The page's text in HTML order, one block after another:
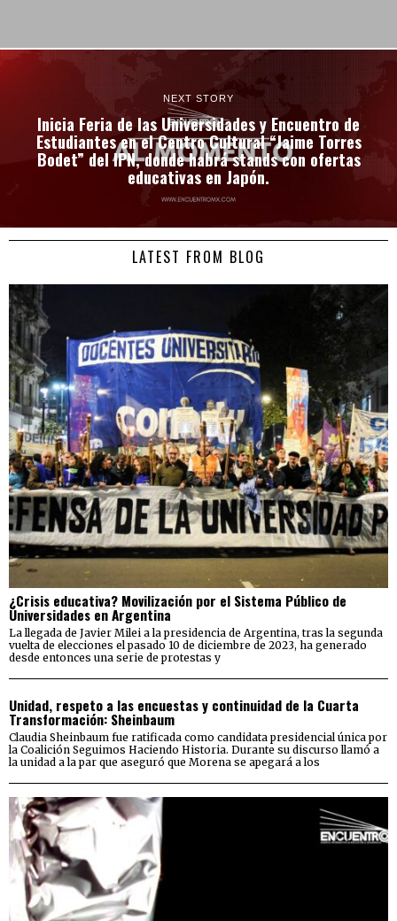
NEXT STORY
Inicia Feria de las Universidades y Encuentro de
Estudiantes en el Centro Cultural “Jaime Torres
Bodet” del IPN, donde habrá stands con ofertas
educativas en Japón.
LATEST FROM BLOG
¿Crisis educativa? Movilización por el Sistema Público de
Universidades en Argentina
La llegada de Javier Milei a la presidencia de Argentina, tras la segunda
vuelta de elecciones el pasado 10 de diciembre de 2023, ha generado
desde entonces una serie de protestas y
Unidad, respeto a las encuestas y continuidad de la Cuarta
Transformación: Sheinbaum
Claudia Sheinbaum fue ratificada como candidata presidencial única por
la Coalición Seguimos Haciendo Historia. Durante su discurso llamó a
la unidad a la par que aseguró que Morena se apegará a los